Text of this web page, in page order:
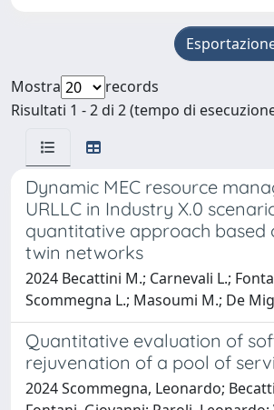
Mostra
records
Risultati 1 - 2 di 2 (tempo di
Dynamic MEC resource
URLLC in Industry X.0
quantitative approach based
twin networks
2024 Becattini M.; Carnevali L.;
Scommegna L.; Masoumi M.; De
Quantitative evaluation of
rejuvenation of a pool of
2024 Scommegna, Leonardo;